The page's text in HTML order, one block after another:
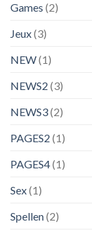
Games (2)
Jeux(3)
NEW(1)
NEWS2 (3)
NEWS3(2)
PAGES2 (1)
PAGES4(1)
Sex(1)
Spellen(2)